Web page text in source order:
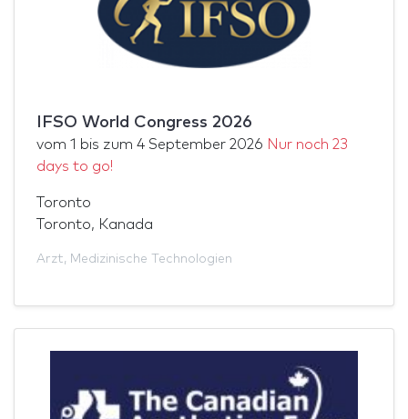
IFSO World Congress 2026
vom 1 bis zum 4 September 2026 Nur noch 23
days to go!
Toronto
Toronto, Kanada
Arzt, Medizinische Technologien